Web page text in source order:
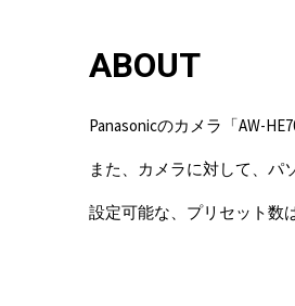
ABOUT
Panasonicのカメラ「AW-
また、カメラに対して、パ
設定可能な、プリセット数